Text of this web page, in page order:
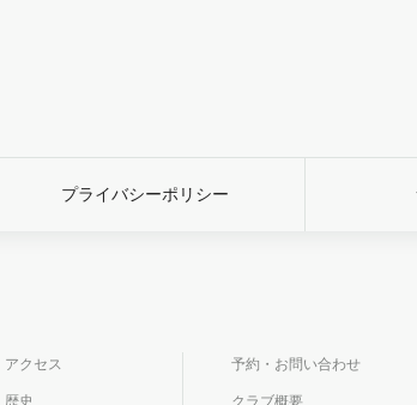
プライバシーポリシー
アクセス 予約・お問い合わせ